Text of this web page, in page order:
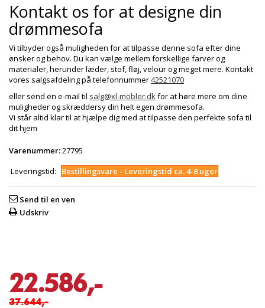
Kontakt os for at designe din
drømmesofa
Vi tilbyder også muligheden for at tilpasse denne sofa efter dine
ønsker og behov. Du kan vælge mellem forskellige farver og
materialer, herunder læder, stof, fløj, velour og meget mere. Kontakt
vores salgsafdeling på telefonnummer42521070
eller send en e-mail til salg@xl-mobler.dkfor at høre mere om dine
muligheder og skræddersy din helt egen drømmesofa.
Vi står altid klar til at hjælpe dig med at tilpasse den perfekte sofa til
dit hjem
Varenummer:27795
Leveringstid:
Bestillingsvare - Leveringstid ca. 4-8 uger
Send til en ven
Udskriv
22.586,-
37.644,-